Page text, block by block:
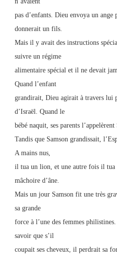
pas d’enfants. Dieu envoya un
donnerait un fils.
Mais il y avait des instructions
suivre un régime
alimentaire spécial et il ne devait
Quand l’enfant
grandirait, Dieu agirait à travers lui
d’Israël. Quand le
bébé naquit, ses parents l’appelèrent
Tandis que Samson grandissait,
A mains nus,
il tua un lion, et une autre fois il tua
mâchoire d’âne.
Mais un jour Samson fit une très
sa grande
force à l’une des femmes
savoir que s’il
coupait ses cheveux, il perdrait sa